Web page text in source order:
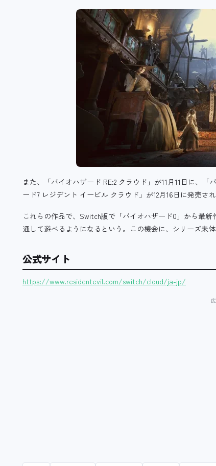
また、「バイオハザード RE:2 クラウド」が11月11日に、
ード7 レジデント イービル クラウド」が12月16日に発売さ
これらの作品で、Switch版で「バイオハザード0」から最
通して遊べるようになるという。この機会に、シリーズ未
公式サイト
https://www.residentevil.com/switch/cloud/ja-jp/